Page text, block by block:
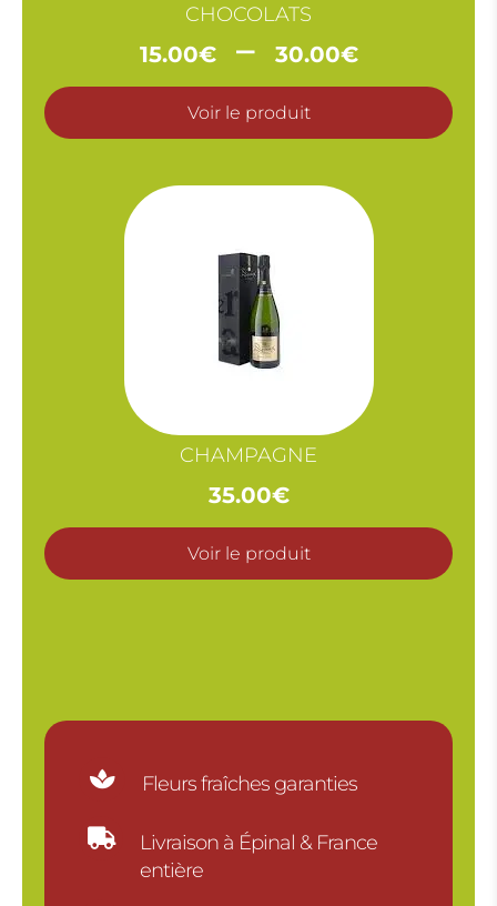
CHOCOLATS
15.00€ – 30.00€Plage
de
prix :
15.00€
30.00€
Voir le produit
CHAMPAGNE
35.00€
Voir le produit
 Fleurs fraîches garanties

Livraison à Épinal & France
entière